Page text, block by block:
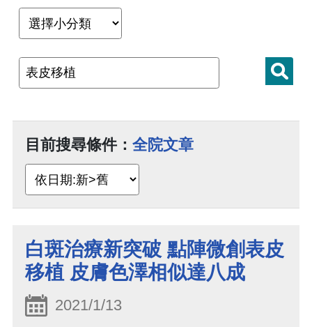
目前搜尋條件： 全院文章
白斑治療新突破 點陣微創表皮
移植 皮膚色澤相似達八成
2021/1/13